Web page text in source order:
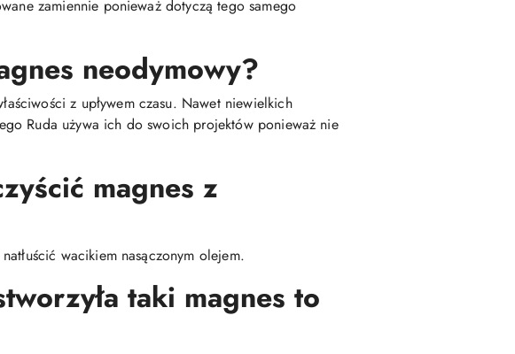
zamiennie ponieważ dotyczą tego samego
neodymowy?
z upływem czasu. Nawet niewielkich
Ruda używa ich do swoich projektów ponieważ nie
magnes z
wacikiem nasączonym olejem.
taki magnes to